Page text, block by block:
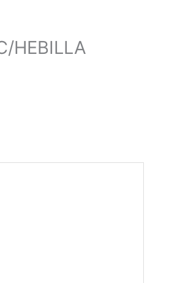
HEBILLA